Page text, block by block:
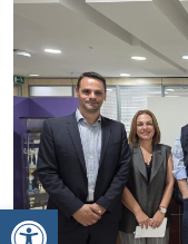
Ανοίξτε τη γραμμή εργαλείων